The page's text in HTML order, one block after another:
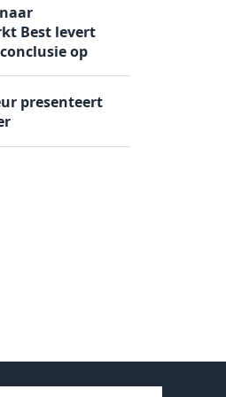
Best levert
op
presenteert